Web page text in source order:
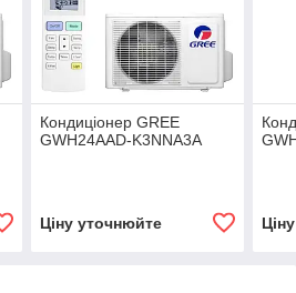
Кондиціонер GREE
GWH24AAD-K3NNA3A
Ціну уточнюйте